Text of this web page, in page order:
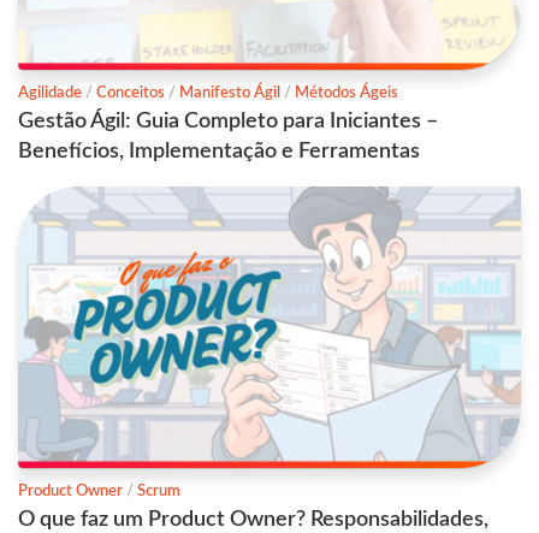
Agilidade / Conceitos / Manifesto Ágil / Métodos Ágeis
Gestão Ágil: Guia Completo para Iniciantes –
Benefícios, Implementação e Ferramentas
Product Owner / Scrum
O que faz um Product Owner? Responsabilidades,